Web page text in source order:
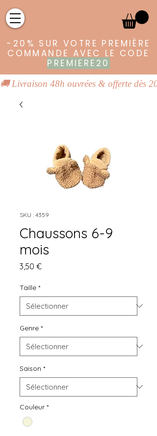
-20% SUR VOTRE PREMIÈRE
COMMANDE AVEC LE CODE
PREMIERE20
🚚 Livraison 48h ouvrées & offerte dès
SKU : 4359
Chaussons 6-9
mois
3,50 €Prix
Taille *
Genre *
Saison *
Couleur *